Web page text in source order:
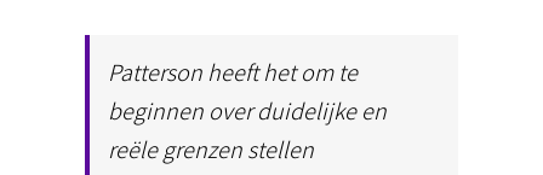
Patterson heeft het om te
beginnen over duidelijke en
reële grenzen stellen